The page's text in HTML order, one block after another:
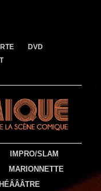
DVD
IMPRO/SLAM
MARIONNETTE